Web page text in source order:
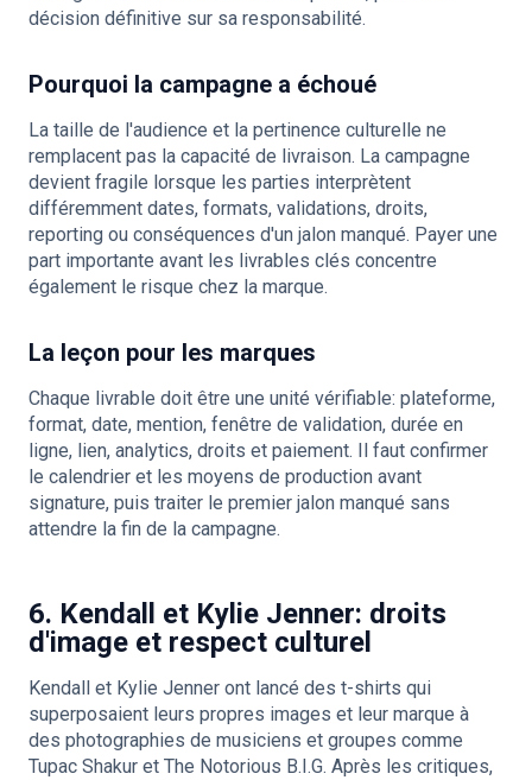
décision définitive sur sa responsabilité.
Pourquoi la campagne a échoué
La taille de l'audience et la pertinence culturelle ne
remplacent pas la capacité de livraison. La campagne
devient fragile lorsque les parties interprètent
différemment dates, formats, validations, droits,
reporting ou conséquences d'un jalon manqué. Payer une
part importante avant les livrables clés concentre
également le risque chez la marque.
La leçon pour les marques
Chaque livrable doit être une unité vérifiable: plateforme,
format, date, mention, fenêtre de validation, durée en
ligne, lien, analytics, droits et paiement. Il faut confirmer
le calendrier et les moyens de production avant
signature, puis traiter le premier jalon manqué sans
attendre la fin de la campagne.
6. Kendall et Kylie Jenner: droits
d'image et respect culturel
Kendall et Kylie Jenner ont lancé des t-shirts qui
superposaient leurs propres images et leur marque à
des photographies de musiciens et groupes comme
Tupac Shakur et The Notorious B.I.G. Après les critiques,